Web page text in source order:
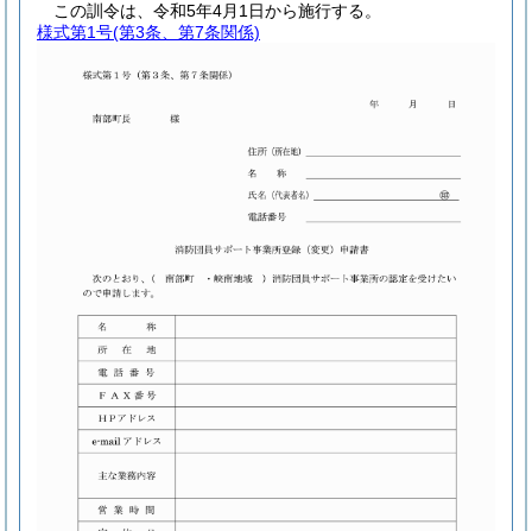
この訓令は、令和5年4月1日から施行する。
様式第1号(第3条、第7条関係)